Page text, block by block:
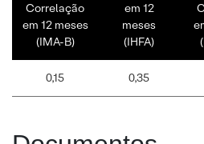
Correlação
em 12 meses
(IMA-B)
em 12
meses
(IHFA)
0,15 0,35